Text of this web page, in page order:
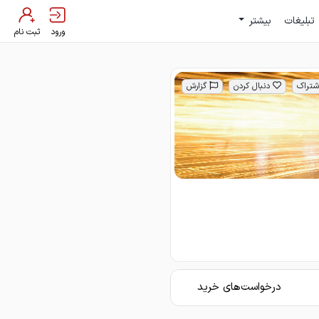
تبلیغات بیشتر
ورود ثبت نام
دنبال کردن گزارش
درخواست‌های خرید